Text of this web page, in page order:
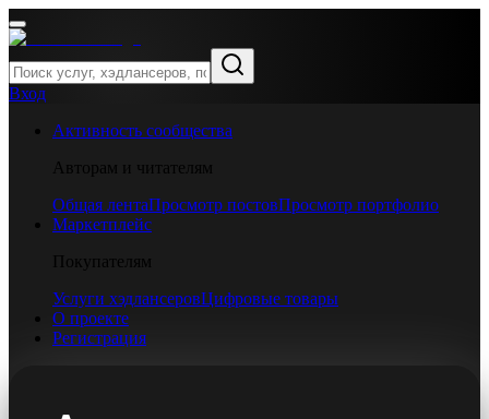
Вход
Активность сообщества
Авторам и читателям
Общая лентаПросмотр постовПросмотр портфолио
Маркетплейс
Покупателям
Услуги хэдлансеровЦифровые товары
О проекте
Регистрация